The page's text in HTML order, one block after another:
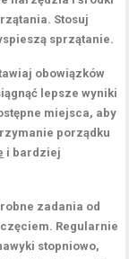
Stosuj
sprzątanie.
obowiązków
lepsze wyniki
miejsca, aby
porządku
i bardziej
zadania od
Regularnie
stopniowo,